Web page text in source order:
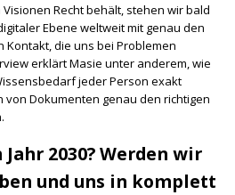
Recht behält, stehen wir bald
Ebene weltweit mit genau den
die uns bei Problemen
erklärt Masie unter anderem, wie
jeder Person exakt
Dokumenten genau den richtigen
2030? Werden wir
und uns in komplett